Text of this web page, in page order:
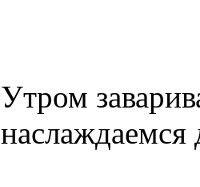
Утром
наслаждаемся